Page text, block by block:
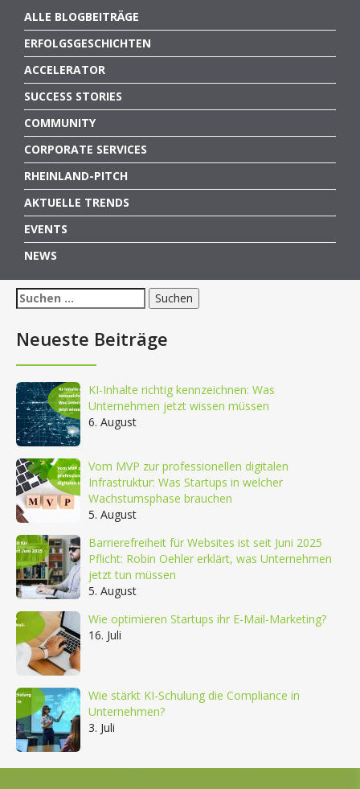
ALLE BLOGBEITRÄGE
ERFOLGSGESCHICHTEN
ACCELERATOR
SUCCESS STORIES
COMMUNITY
CORPORATE SERVICES
RHEINLAND-PITCH
AKTUELLE TRENDS
EVENTS
NEWS
Suchen
nach:
Neueste Beiträge
KI-Inhalte richtig kennzeichnen: Was
Unternehmen jetzt wissen müssen
6. August
Vom MVP zur professionellen digitalen
Infrastruktur: Was Startups in welcher
Wachstumsphase brauchen
5. August
Barrierefreiheit für Websites ist seit Juni 2025
Pflicht: Robin Oehler erklärt, was Unternehmen
jetzt tun müssen
5. August
Wie optimieren Startups ihr E-Mail-Marketing?
16. Juli
Wie stärkt KI-Schulung die Compliance in
Unternehmen?
3. Juli